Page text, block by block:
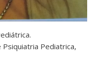
Psiquiatria Pediatrica,